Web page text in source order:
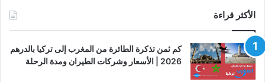
الأكثر قراءة
كم ثمن تذكرة الطائرة من المغرب إلى تركيا بالدرهم
2026 | الأسعار وشركات الطيران ومدة الرحلة